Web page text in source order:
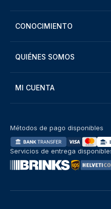
CONOCIMIENTO
QUIÉNES SOMOS
MI CUENTA
Métodos de pago disponibles
Servicios de entrega